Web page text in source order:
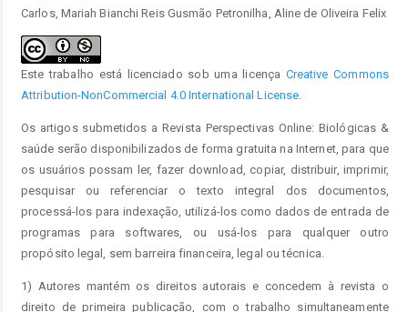
Carlos, Mariah Bianchi Reis Gusmão Petronilha, Aline de Oliveira Felix
Este trabalho está licenciado sob uma licença Creative Commons
Attribution-NonCommercial 4.0 International License
Os artigos submetidos a Revista Perspectivas Online: Biológicas &
saúde serão disponibilizados de forma gratuita na Internet, para que
os usuários possam ler, fazer download, copiar, distribuir, imprimir,
pesquisar ou referenciar o texto integral dos documentos,
processá-los para indexação, utilizá-los como dados de entrada de
programas para softwares, ou usá-los para qualquer outro
propósito legal, sem barreira financeira, legal ou técnica.
1) Autores mantém os direitos autorais e concedem à revista o
direito de primeira publicação, com o trabalho simultaneamente